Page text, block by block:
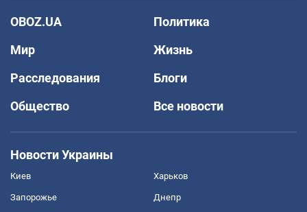
OBOZ.UA
Политика
Мир
Жизнь
Расследования
Блоги
Общество
Все новости
Новости Украины
Киев Харьков
Запорожье Днепр